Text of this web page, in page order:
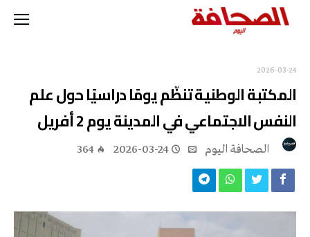
2026-03-24
المكتبة الوطنية تنظّم يومًا دراسيًا حول علم
النفس الاجتماعي في المدينة يوم 2 أفريل
2026-03-24
364